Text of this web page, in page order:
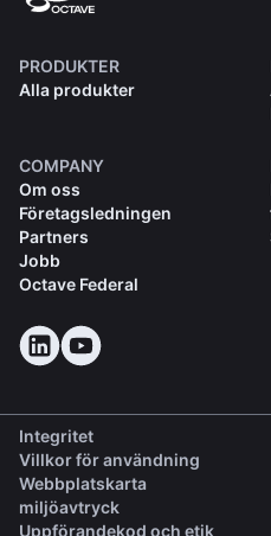
PRODUKTER
Alla produkter
COMPANY
Om oss
Företagsledningen
Partners
Jobb
Octave Federal
Integritet
Villkor för användning
Webbplatskarta
miljöavtryck
Uppförandekod och etik(opens